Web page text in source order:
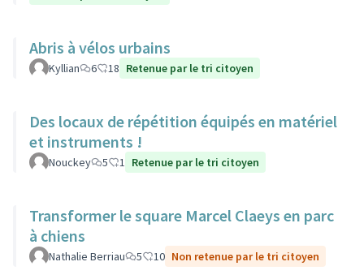
Abris à vélos urbains
Kyllian 6 18 Retenue par le tri citoyen
Des locaux de répétition équipés en matériel
et instruments !
Nouckey 5 1 Retenue par le tri citoyen
Transformer le square Marcel Claeys en parc
à chiens
Nathalie Berriau 5 10 Non retenue par le tri citoyen